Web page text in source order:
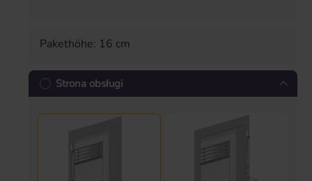
Pakethöhe: 16 cm
Strona obsługi